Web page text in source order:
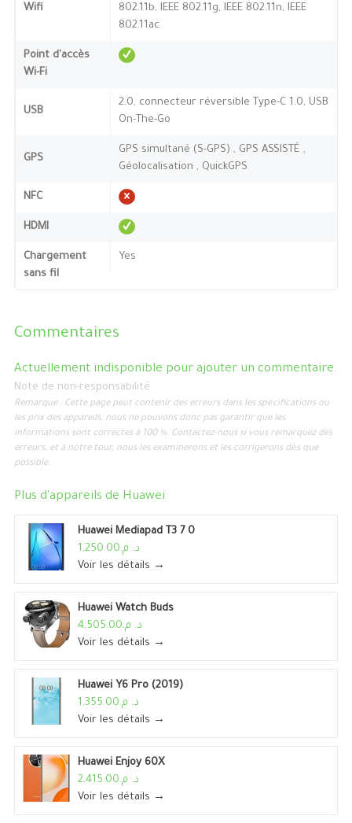
Wifi
802.11b, IEEE 802.11g, IEEE 802.11n, IEEE
802.11ac
Point d'accès
Wi-Fi
USB
2.0, connecteur réversible Type-C 1.0, USB
On-The-Go
GPS
GPS simultané (S-GPS) , GPS ASSISTÉ ,
Géolocalisation , QuickGPS
NFC
HDMI
Chargement
sans fil
Yes
Commentaires
Actuellement indisponible pour ajouter un commentaire.
Note de non-responsabilité
Remarque : Cette page peut contenir des erreurs dans les spécifications ou
les prix des appareils, nous ne pouvons donc pas garantir que les
informations sont correctes à 100 %. Contactez-nous si vous remarquez des
erreurs, et à notre tour, nous les examinerons et les corrigerons dès que
possible.
Plus d'appareils de Huawei
Huawei Mediapad T3 7 0
د. م.1,250.00
Voir les détails →
Huawei Watch Buds
د. م.4,505.00
Voir les détails →
Huawei Y6 Pro (2019)
د. م.1,355.00
Voir les détails →
Huawei Enjoy 60X
د. م.2,415.00
Voir les détails →